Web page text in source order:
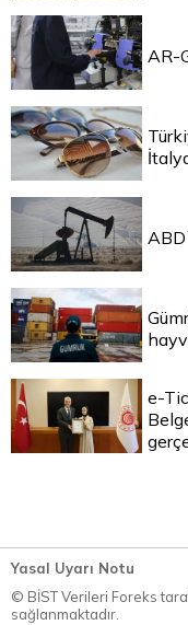
AR-
e-
Yasal Uyarı Notu
© BİST Verileri Foreks
sağlanmaktadır.